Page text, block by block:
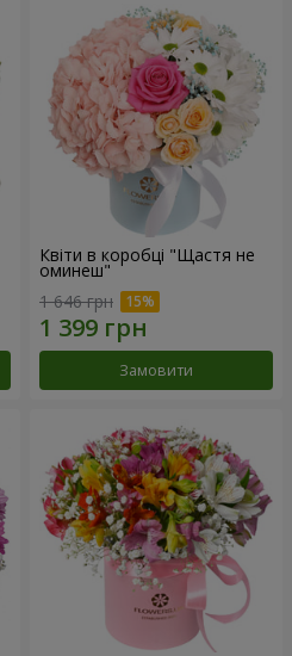
Квіти в коробці "Щастя не
оминеш"
1 646 грн
Замовити